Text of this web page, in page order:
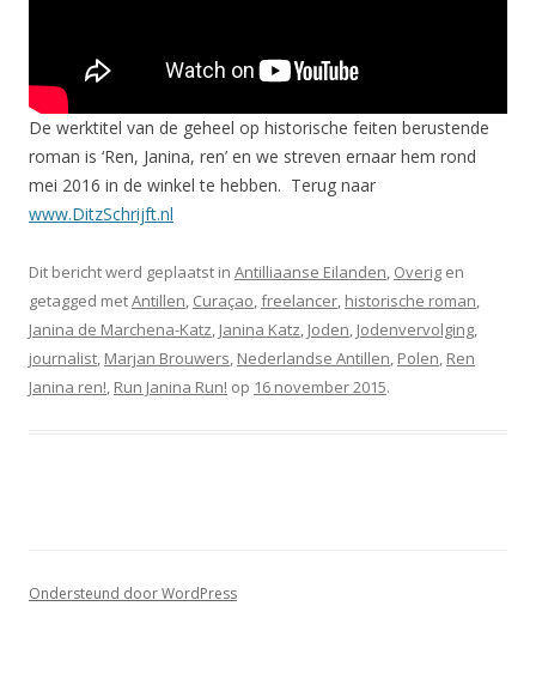
De werktitel van de geheel op historische feiten berustende
roman is ‘Ren, Janina, ren’ en we streven ernaar hem rond
mei 2016 in de winkel te hebben. Terug naar
www.DitzSchrijft.nl
Dit bericht werd geplaatst in Antilliaanse Eilanden, Overig en
getagged metAntillen, Curaçao,freelancer, historische roman,
Janina de Marchena-Katz, Janina Katz, Joden, Jodenvervolging,
journalist, Marjan Brouwers, Nederlandse Antillen, Polen, Ren
Janina ren!, Run Janina Run! op 16 november 2015.
Ondersteund door WordPress